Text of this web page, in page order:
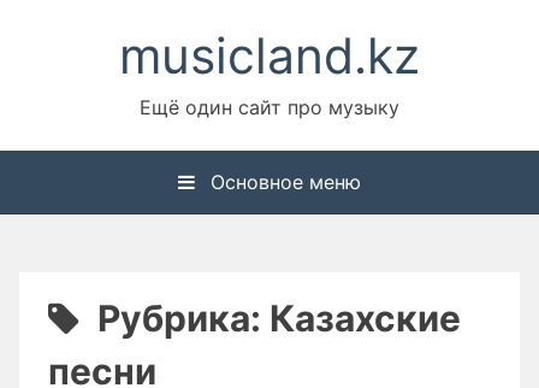
содержимомуmusicland.kz
Ещё один сайт про музыку
Основное меню
Рубрика: Казахские
песни